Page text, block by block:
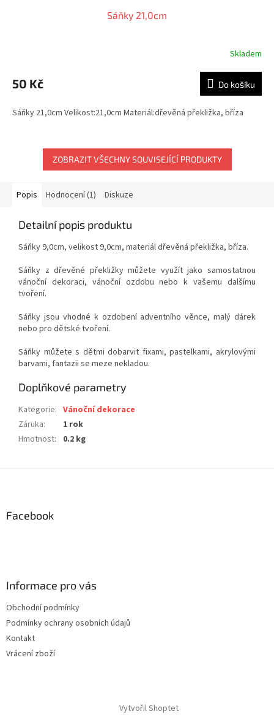
Sáňky 21,0cm
produktu
je
z
Skladem
50 Kč Do košíku
Sáňky 21,0cm Velikost:21,0cm Materiál:dřevěná překližka, bříza
ZOBRAZIT VŠECHNY SOUVISEJÍCÍ PRODUKTY
Popis Hodnocení (1) Diskuze
Detailní popis produktu
Sáňky 9,0cm, velikost 9,0cm, materiál dřevěná překližka, bříza.
Sáňky z dřevěné překližky můžete využít jako samostatnou
vánoční dekoraci, vánoční ozdobu nebo k vašemu dalšímu
tvoření.
Sáňky jsou vhodné k ozdobení adventního věnce, malý dárek
nebo pro dětské tvoření.
Sáňky můžete s dětmi dobarvit fixami, pastelkami, akrylovými
barvami, fantazii se meze nekladou.
Doplňkové parametry
Kategorie: Vánoční dekorace
Záruka:
1 rok
Hmotnost: 0.2 kg
Facebook
Informace pro vás
Obchodní podmínky
Podmínky ochrany osobních údajů
Kontakt
Vrácení zboží
Vytvořil Shoptet